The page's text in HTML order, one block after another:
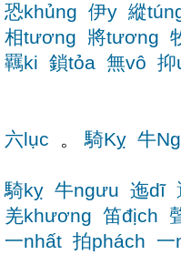
恐khủng 伊y 縱
相tương
將tương
羈ki 鎖tỏa 無vô
六lục 。騎Kỵ 牛
騎kỵ 牛ngưu 迤dĩ
羌khương 笛địch
一nhất 拍phách 一